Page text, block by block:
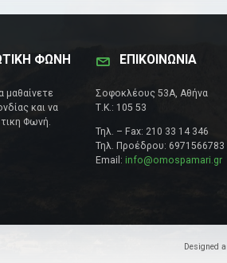
ΦΩΝΗ
μαθαίνετε
και να
Φωνή.
ΕΠΙΚΟΙΝΩΝΊΑ
Σοφοκλέους 53Α, Αθήνα
Τ.Κ.: 105 53
Τηλ. – Fax: 210 33 14 346
Τηλ. Προέδρου: 6971566783
Email: info@omospamari.gr
Designed